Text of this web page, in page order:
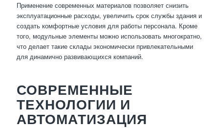
Применение современных материалов позволяет снизить
эксплуатационные расходы, увеличить срок службы здания и
создать комфортные условия для работы персонала. Кроме
того, модульные элементы можно использовать многократно,
что делает такие склады экономически привлекательными
для динамично развивающихся компаний.
СОВРЕМЕННЫЕ
ТЕХНОЛОГИИ И
АВТОМАТИЗАЦИЯ